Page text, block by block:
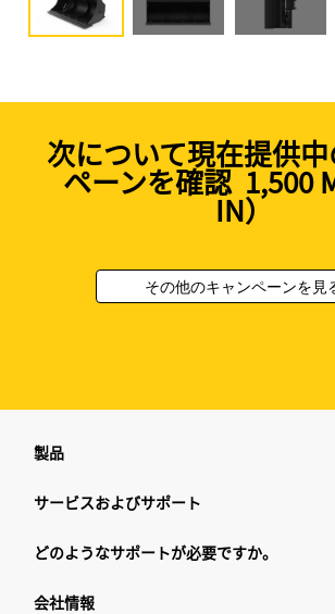
次について現在提供
ペーンを確認 1,500
IN）
その他のキャンペーンを見
製品
サービスおよびサポート
どのようなサポートが必要ですか。
会社情報